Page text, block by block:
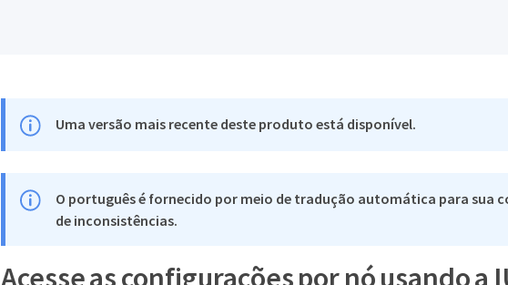
Uma versão mais recente deste produto está disponível.
O português é fornecido por meio de tradução automática para sua
de inconsistências.